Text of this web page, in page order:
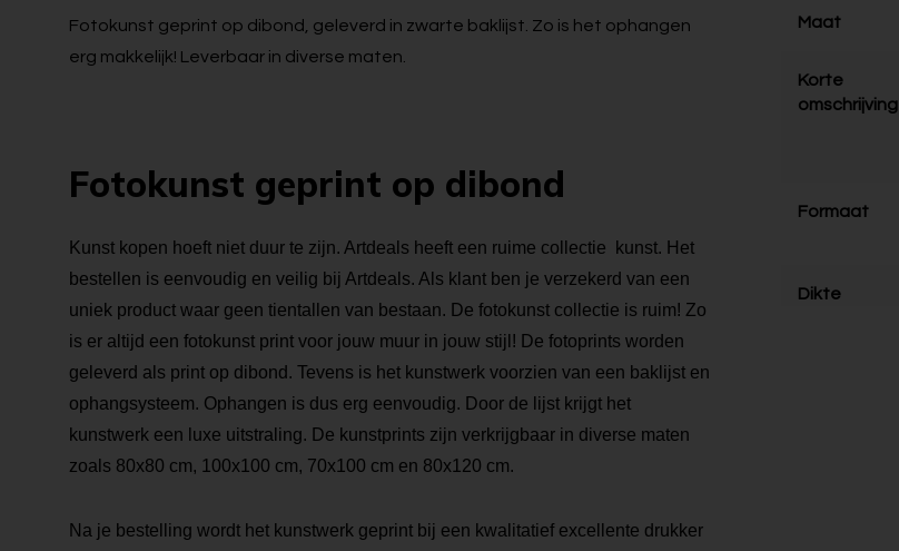
Fotokunst geprint op dibond, geleverd in zwarte baklijst. Zo is het ophangen
erg makkelijk! Leverbaar in diverse maten.
Fotokunst geprint op dibond
Kunst kopen hoeft niet duur te zijn. Artdeals heeft een ruime collectie kunst. Het
bestellen is eenvoudig en veilig bij Artdeals. Als klant ben je verzekerd van een
uniek product waar geen tientallen van bestaan. De fotokunst collectie is ruim! Zo
is er altijd een fotokunst print voor jouw muur in jouw stijl! De fotoprints worden
geleverd als print op dibond. Tevens is het kunstwerk voorzien van een baklijst en
ophangsysteem. Ophangen is dus erg eenvoudig. Door de lijst krijgt het
kunstwerk een luxe uitstraling. De kunstprints zijn verkrijgbaar in diverse maten
zoals 80x80 cm, 100x100 cm, 70x100 cm en 80x120 cm.
Na je bestelling wordt het kunstwerk geprint bij een kwalitatief excellente drukker
Maat
Korte
omschrijving
Formaat
Dikte